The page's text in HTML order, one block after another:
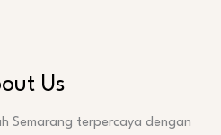
Us
Semarang terpercaya dengan